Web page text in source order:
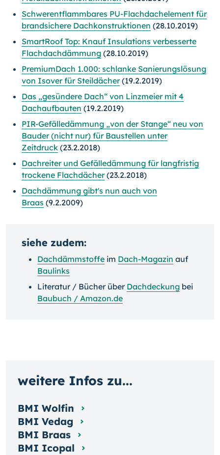
Schwerentflammbares PU-Flachdachelement für
brandsichere Dachkonstruktionen (28.10.2019)
SmartRoof Top: Knauf Insulations verbesserte
Flachdachdämmung (28.10.2019)
PremiumDach 1.000: schlanke Sanierungslösung
von Isover für Steildächer(19.2.2019)
Das „gesündere Dach“ von Linzmeier mit 4
Dachaufbauten (19.2.2019)
PIR-Gefälledämmung „von der Stange“ neu von
Bauder (nicht nur) für Baustellen unter
Zeitdruck (23.2.2018)
Dachreiter und Gefälledämmung für langfristig
trockene Flachdächer(23.2.2018)
Dachdämmung gibt's nun auch von
Braas (9.2.2009)
siehe zudem:
Dachdämmstoffe im Dach-Magazin auf
Baulinks
Literatur / Bücher über Dachdeckung bei
Baubuch / Amazon.de
weitere Infos zu...
BMI Wolfin
BMI Vedag
BMI Braas
BMI Icopal